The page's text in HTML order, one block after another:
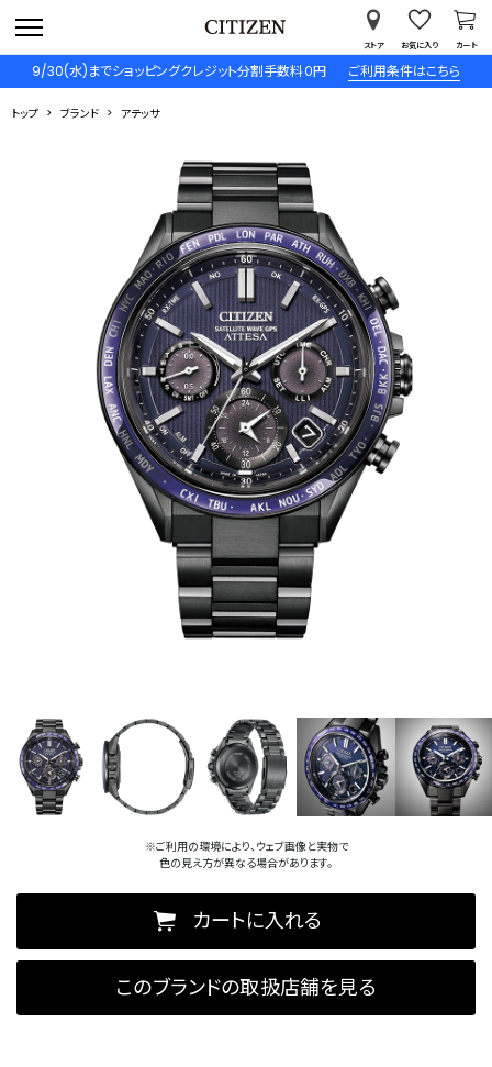
9/30(水)までショッピングクレジット分割手数料０円 ご利用条件はこちら
ストア お気に入り カート
トップ ブランド アテッサ
※ご利用の環境により、ウェブ画像と実物で
色の見え方が異なる場合があります。
カートに入れる
このブランドの取扱店舗を見る